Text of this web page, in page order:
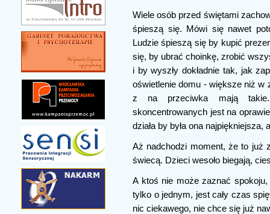
Wiele osób przed świętami
śpieszą się. Mówi się nawet
Ludzie śpieszą się by kupić
się, by ubrać choinkę, zrobić
i by wyszły dokładnie tak, jak
oświetlenie domu - większe niż w
z na przeciwka mają
skoncentrowanych jest na
działa by była ona
Aż nadchodzi moment, że to już
świecą. Dzieci wesoło biegają,
A ktoś nie może zaznać
tylko o jednym, jest cały czas
nic ciekawego, nie chce się już